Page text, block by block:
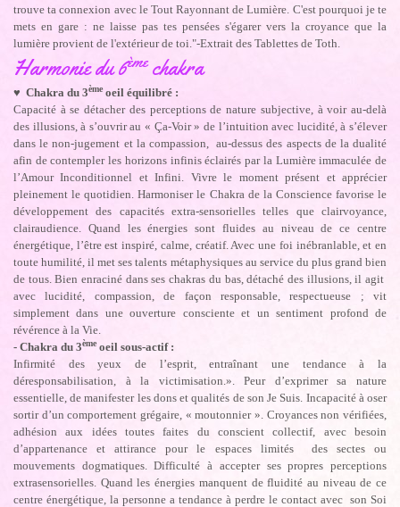
trouve ta connexion avec le Tout Rayonnant de Lumière. C'est pourquoi je te
mets en gare : ne laisse pas tes pensées s'égarer vers la croyance que la
lumière provient de l'extérieur de toi."-Extrait des Tablettes de Toth.
Harmonie du 6èmechakra
♥ Chakra du 3ème oeil équilibré :
Capacité à se détacher des perceptions de nature subjective, à voir au-delà
des illusions, à s’ouvrir au « Ça-Voir » de l’intuition avec lucidité, à s’élever
dans le non-jugement et la compassion, au-dessus des aspects de la dualité
afin de contempler les horizons infinis éclairés par la Lumière immaculée de
l’Amour Inconditionnel et Infini. Vivre le moment présent et apprécier
pleinement le quotidien. Harmoniser le Chakra de la Conscience favorise le
développement des capacités extra-sensorielles telles que clairvoyance,
clairaudience. Quand les énergies sont fluides au niveau de ce centre
énergétique, l’être est inspiré, calme, créatif. Avec une foi inébranlable, et en
toute humilité, il met ses talents métaphysiques au service du plus grand bien
de tous. Bien enraciné dans ses chakras du bas, détaché des illusions, il agit
avec lucidité, compassion, de façon responsable, respectueuse ; vit
simplement dans une ouverture consciente et un sentiment profond de
révérence à la Vie.
- Chakra du 3ème oeil sous-actif :
Infirmité des yeux de l’esprit, entraînant une tendance à la
déresponsabilisation, à la victimisation.». Peur d’exprimer sa nature
essentielle, de manifester les dons et qualités de son Je Suis. Incapacité à oser
sortir d’un comportement grégaire, « moutonnier ». Croyances non vérifiées,
adhésion aux idées toutes faites du conscient collectif, avec besoin
d’appartenance et attirance pour le espaces limités des sectes ou
mouvements dogmatiques. Difficulté à accepter ses propres perceptions
extrasensorielles. Quand les énergies manquent de fluidité au niveau de ce
centre énergétique, la personne a tendance à perdre le contact avec son Soi